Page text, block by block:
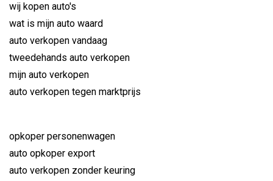
wij kopen auto's
wat is mijn auto waard
auto verkopen vandaag
tweedehands auto verkopen
mijn auto verkopen
auto verkopen tegen marktprijs
opkoper personenwagen
auto opkoper export
auto verkopen zonder keuring